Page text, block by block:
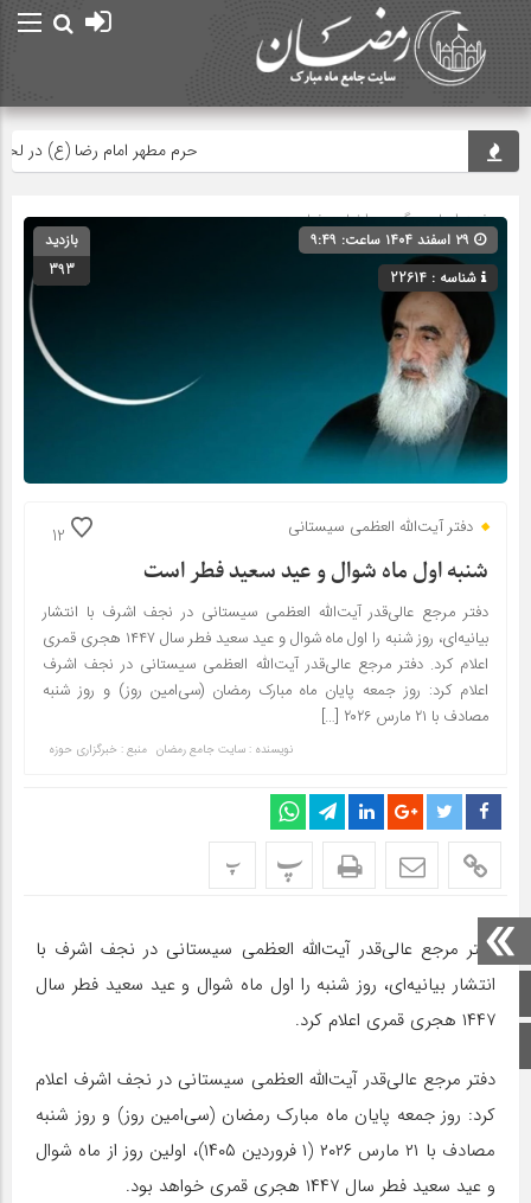
صفحه اصلی
حرم مطهر امام رضا (ع) در لحظه
صفحه اصلی» گروه »اخبار رمضان
شناسه : 22614
بازدید
393
12 دفتر آیت‌الله العظمی سیستانی
شنبه اول ماه شوال و عید سعید فطر است
دفتر مرجع عالی‌قدر آیت‌الله العظمی سیستانی در نجف اشرف با انتشار
بیانیه‌ای، روز شنبه را اول ماه شوال و عید سعید فطر سال ۱۴۴۷ هجری قمری
اعلام کرد. دفتر مرجع عالی‌قدر آیت‌الله العظمی سیستانی در نجف اشرف
اعلام کرد: روز جمعه پایان ماه مبارک رمضان (سی‌امین روز) و روز شنبه
مصادف با ۲۱ مارس ۲۰۲۶ […]
نویسنده : سایت جامع رمضان منبع : خبرگزاری حوزه
پ پ
دفتر مرجع عالی‌قدر آیت‌الله العظمی سیستانی در نجف اشرف با
انتشار بیانیه‌ای، روز شنبه را اول ماه شوال و عید سعید فطر سال
۱۴۴۷ هجری قمری اعلام کرد.
دفتر مرجع عالی‌قدر آیت‌الله العظمی سیستانی در نجف اشرف اعلام
کرد: روز جمعه پایان ماه مبارک رمضان (سی‌امین روز) و روز شنبه
مصادف با ۲۱ مارس ۲۰۲۶ (۱ فروردین ۱۴۰۵)، اولین روز از ماه شوال
و عید سعید فطر سال ۱۴۴۷ هجری قمری خواهد بود.